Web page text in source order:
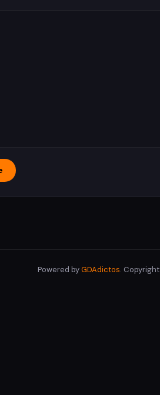
Powered byGDAdictos.